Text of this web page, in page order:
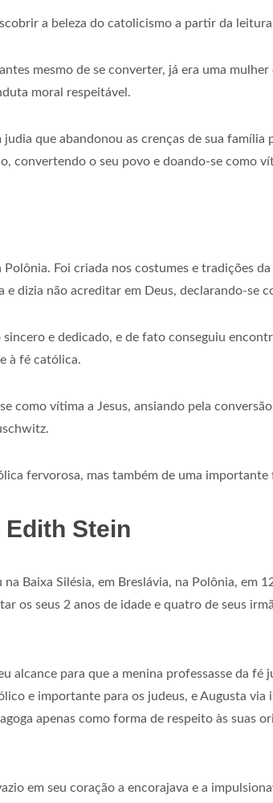
a beleza do catolicismo a partir da
mesmo de se converter, já era uma
moral respeitável.
que abandonou as crenças de sua
convertendo o seu povo e doando-se como
Foi criada nos costumes e tradições
dizia não acreditar em Deus, declarando-se
e dedicado, e de fato conseguiu
à fé católica.
vítima a Jesus, ansiando pela
fervorosa, mas também de uma importante
Stein
Baixa Silésia, em Breslávia, na Polônia, em
os seus 2 anos de idade e quatro de seus
alcance para que a menina professasse da
e importante para os judeus, e Augusta via
apenas como forma de respeito às suas
em seu coração a encorajava e a